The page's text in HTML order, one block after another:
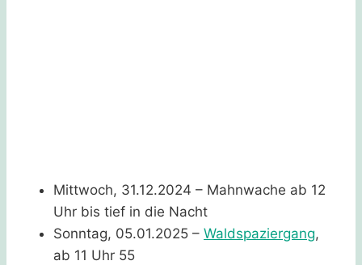
Mittwoch, 31.12.2024 – Mahnwache ab 12
Uhr bis tief in die Nacht
Sonntag, 05.01.2025 – Waldspaziergang,
ab 11 Uhr 55